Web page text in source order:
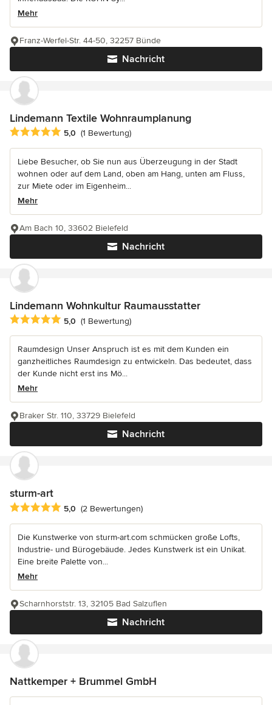
Mehr
Nachricht
Franz-Werfel-Str. 44-50, 32257 Bünde
Lindemann Textile Wohnraumplanung
Durchschnittliche Bewertung: 5 von 5 Sternen
5,0 (1 Bewertung)
Liebe Besucher, ob Sie nun aus Überzeugung in der Stadt
wohnen oder auf dem Land, oben am Hang, unten am Fluss,
zur Miete oder im Eigenheim...
Mehr
Nachricht
Am Bach 10, 33602 Bielefeld
Lindemann Wohnkultur Raumausstatter
Durchschnittliche Bewertung: 5 von 5 Sternen
5,0 (1 Bewertung)
Raumdesign Unser Anspruch ist es mit dem Kunden ein
ganzheitliches Raumdesign zu entwickeln. Das bedeutet, dass
der Kunde nicht erst ins Mö...
Mehr
Nachricht
Braker Str. 110, 33729 Bielefeld
sturm-art
Durchschnittliche Bewertung: 5 von 5 Sternen
5,0 (2 Bewertungen)
Die Kunstwerke von sturm-art.com schmücken große Lofts,
Industrie- und Bürogebäude. Jedes Kunstwerk ist ein Unikat.
Eine breite Palette von...
Mehr
Nachricht
Scharnhorststr. 13, 32105 Bad Salzuflen
Nattkemper + Brummel GmbH